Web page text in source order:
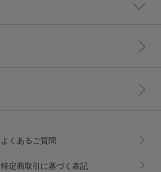
よくあるご質問
特定商取引に基づく表記